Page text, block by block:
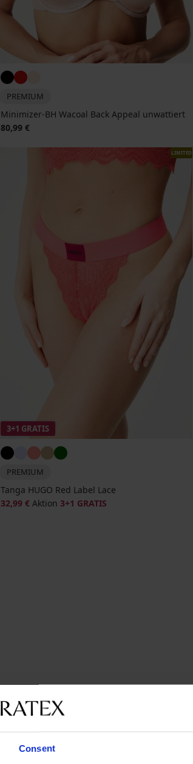
Consent
PREMIUM
Minimizer-BH Wacoal Back Appeal unwattiert
80,99 €
LIMITED
3+1 GRATIS
PREMIUM
Tanga HUGO Red Label Lace
32,99 € Aktion 3+1 GRATIS